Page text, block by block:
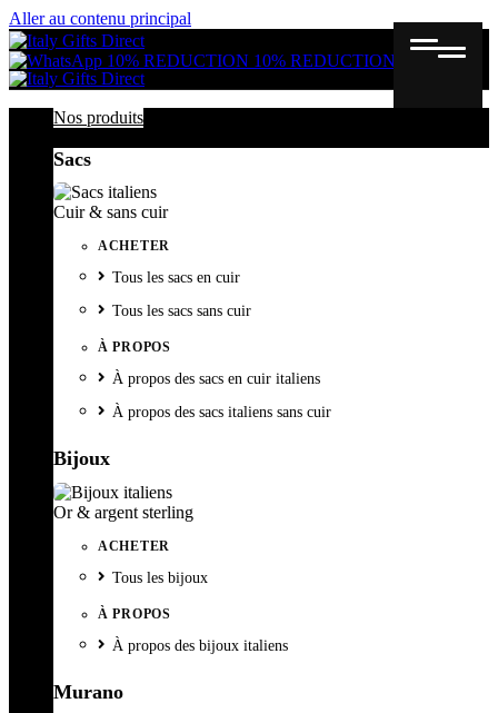
Aller au contenu principal
10% REDUCTION 10% REDUCTION
Nos produits
Sacs
Cuir & sans cuir
ACHETER
Tous les sacs en cuir
Tous les sacs sans cuir
À PROPOS
À propos des sacs en cuir italiens
À propos des sacs italiens sans cuir
Bijoux
Or & argent sterling
ACHETER
Tous les bijoux
À PROPOS
À propos des bijoux italiens
Murano